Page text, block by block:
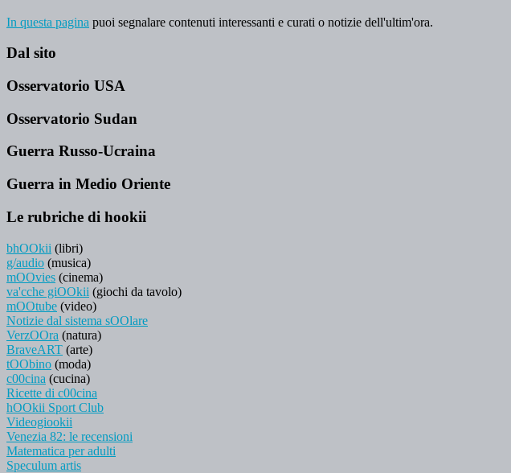
In questa pagina puoi segnalare contenuti interessanti e curati o notizie dell'ultim'ora.
Dal sito
Osservatorio USA
Osservatorio Sudan
Guerra Russo-Ucraina
Guerra in Medio Oriente
Le rubriche di hookii
bhOOkii (libri)
g/audio (musica)
mOOvies (cinema)
va'cche giOOkii (giochi da tavolo)
mOOtube (video)
Notizie dal sistema sOOlare
VerzOOra (natura)
BraveART (arte)
tOObino (moda)
c00cina (cucina)
Ricette di c00cina
hOOkii Sport Club
Videogiookii
Venezia 82: le recensioni
Matematica per adulti
Speculum artis